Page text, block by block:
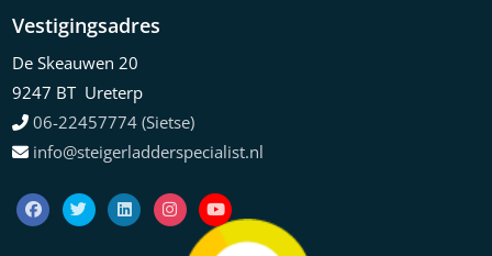
Vestigingsadres
De Skeauwen 20
9247 BT Ureterp
06-22457774 (Sietse)
info@steigerladderspecialist.nl